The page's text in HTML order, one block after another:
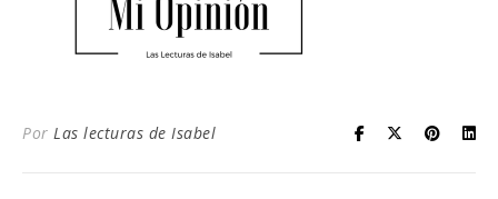
Por Las lecturas de Isabel